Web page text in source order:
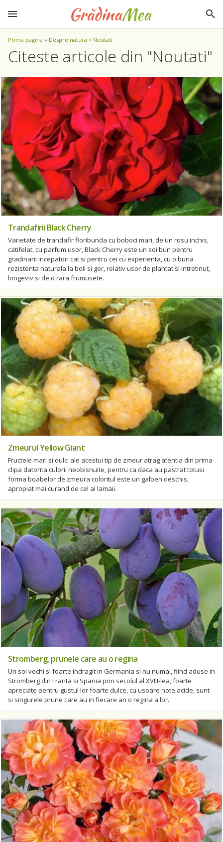
Prima pagina » Despre natura » Noutati
Citeste articole din "Noutati"
Trandafirii Black Cherry
Varietate de trandafir floribunda cu boboci mari, de un rosu inchis,
catifelat, cu parfum usor, Black Cherry este un soi bun pentru
gradinarii incepatori cat si pentru cei cu experienta, cu o buna
rezistenta naturala la boli si ger, relativ usor de plantat si intretinut,
longeviv si de o rara frumusete.
Zmeurul Yellow Giant
Fructele mari si dulci ale acestui tip de zmeur atrag atentia din prima
clipa datorita culorii neobisnuite, pentru ca daca au pastrat totusi
forma boabelor de zmeura coloritul este un galben deschis,
apropiat mai curand de cel al lamaii.
Stromberg, prunele care au o regina
Un soi vechi si foarte indragit in Germania si nu numai, fiind aduse in
Stromberg din Franta si Spania prin secolul al XVIII-lea, foarte
apreciate pentru gustul lor foarte dulce, cu usoare note acide, sunt
si singurele prune care au in fiecare an o regina a lor.